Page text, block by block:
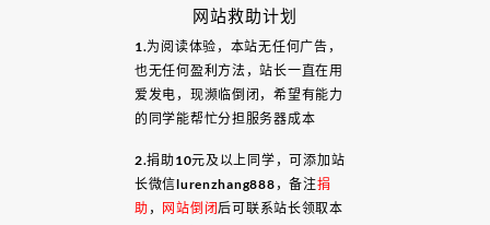
网站救助计划
1.为阅读体验，本站无任何广告，
也无任何盈利方法，站长一直在用
爱发电，现濒临倒闭，希望有能力
的同学能帮忙分担服务器成本
2.捐助10元及以上同学，可添加站
长微信lurenzhang888，备注捐
助 ， 网站倒闭 后可联系站长领取本